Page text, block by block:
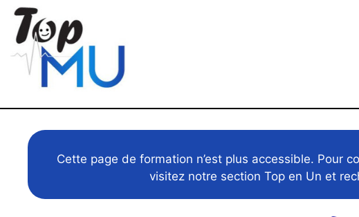
Cette page de formation n’est plus accessible. Pour
visitez notre section Top en Un et